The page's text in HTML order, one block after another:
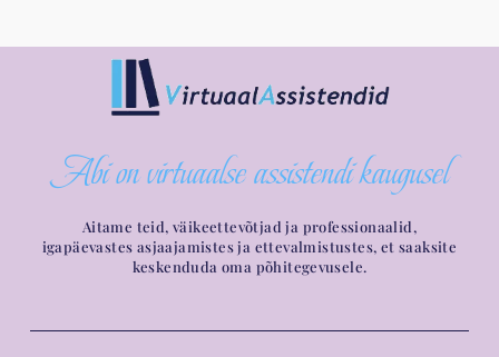
Abi on virtuaalse assistendi kaugusel
Aitame teid, väikeettevõtjad ja professionaalid,
igapäevastes asjaajamistes ja ettevalmistustes, et saaksite
keskenduda oma põhitegevusele.